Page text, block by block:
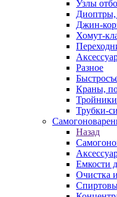
Узлы
Джин-
Хомут-
Разное
Краны,
Трубки-
Назад
Емкости
Очистка